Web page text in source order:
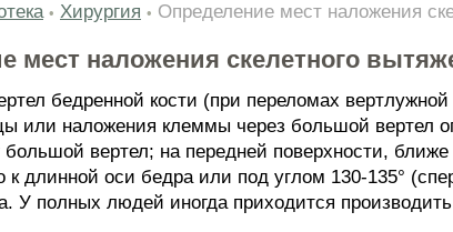
• Хирургия • Определение мест наложения
мест наложения скелетного
бедренной кости (при переломах
или наложения клеммы через большой вертел
вертел; на передней поверхности,
к длинной оси бедра или под углом 130-135°
У полных людей иногда приходится